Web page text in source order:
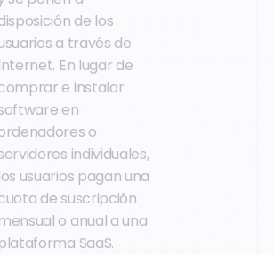
de los
a través de
Internet. En lugar de
e instalar
en
o
individuales,
los usuarios pagan una
de suscripción
mensual o anual a una
plataforma SaaS.